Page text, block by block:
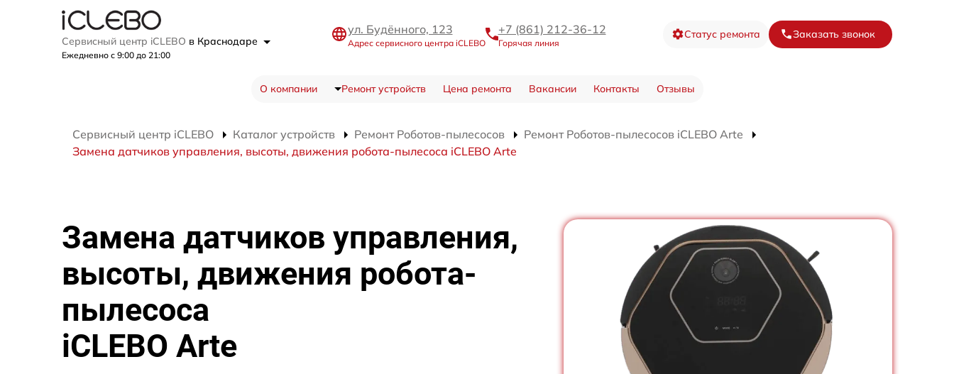
Сервисный центр iCLEBO в Краснодаре
Ежедневно с 9:00 до 21:00
ул. Будённого, 123
Адрес сервисного центра iCLEBO
+7 (861) 212-36-12
Горячая линия
Статус ремонта Заказать звонок
О компании Ремонт устройств Цена ремонта Вакансии Контакты Отзывы
Сервисный центр iCLEBO Каталог устройств Ремонт Роботов-пылесосов
Ремонт Роботов-пылесосов iCLEBO Arte
Замена датчиков управления, высоты, движения робота-пылесоса iCLEBO Arte
Замена датчиков управления,
высоты, движения робота-
пылесоса
iCLEBO Arte